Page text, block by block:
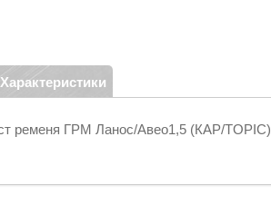
Характеристики
ременя ГРМ Ланос/Авео1,5 (КАР/TOPIC)